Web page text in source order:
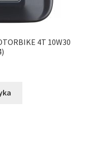
4T 10W30